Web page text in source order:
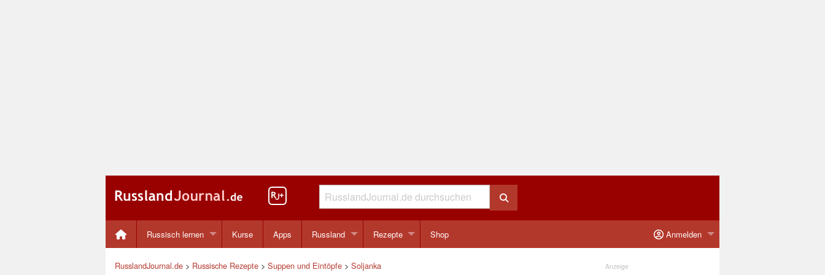
Russisch lernen Kurse Apps Russland Rezepte Shop Anmelden
RusslandJournal.de > Russische Rezepte > Suppen und Eintöpfe > Soljanka Anzeige